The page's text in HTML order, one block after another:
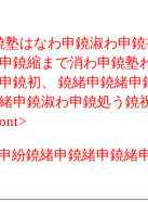
はなわ申鐃淑わ申
縮まで消わ申鐃
初、 鐃緒申鐃緒
鐃淑わ申鐃処う
鐃緒申鐃緒申鐃